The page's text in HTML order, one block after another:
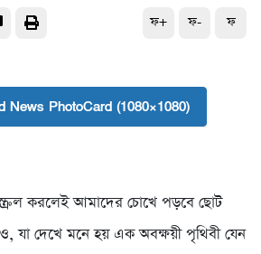
ফ+ ফ- ফ
News PhotoCard (1080×1080)
করলেই আমাদের চোখে পড়বে ছোট
যা দেখে মনে হয় এক অবক্ষয়ী পৃথিবী যেন